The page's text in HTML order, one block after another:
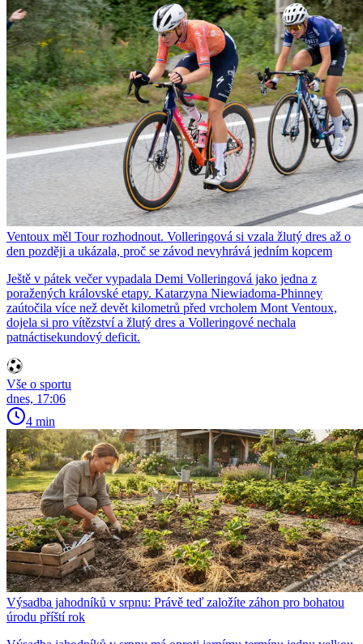
Ventoux měl Tour rozhodnout. Volleringová si vzala žlutý dres až o
den později a ukázala, proč se závod nevyhrává jedním kopcem
Ještě v pátek večer vypadala Demi Volleringová jako jedna z
poražených královské etapy. Katarzyna Niewiadoma-Phinney
zaútočila více než devět kilometrů před vrcholem Mont Ventoux,
dojela si pro vítězství a žlutý dres a Volleringové nechala
patnáctisekundový deficit.
Vše o sportu
dnes, 17:06
4 min
Výsadba jahodníků v srpnu: Právě teď založíte záhon pro bohatou
úrodu příští rok